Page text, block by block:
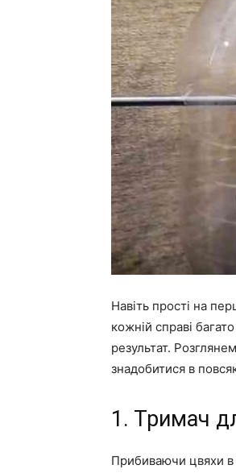
Навіть прості на
кожній справі
результат.
знадобитися в
1. Тримач
Прибиваючи цвяхи в